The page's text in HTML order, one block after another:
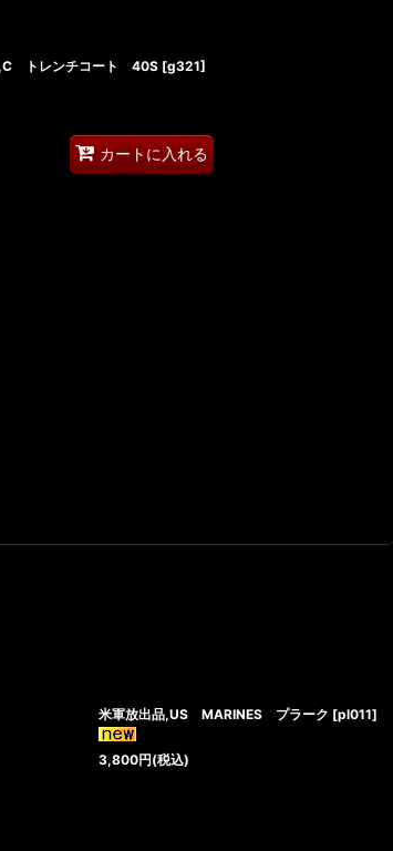
トレンチコート 40S [g321]
カートに入れる
米軍放出品,US MARINES プラーク [pl011]
3,800円(税込)